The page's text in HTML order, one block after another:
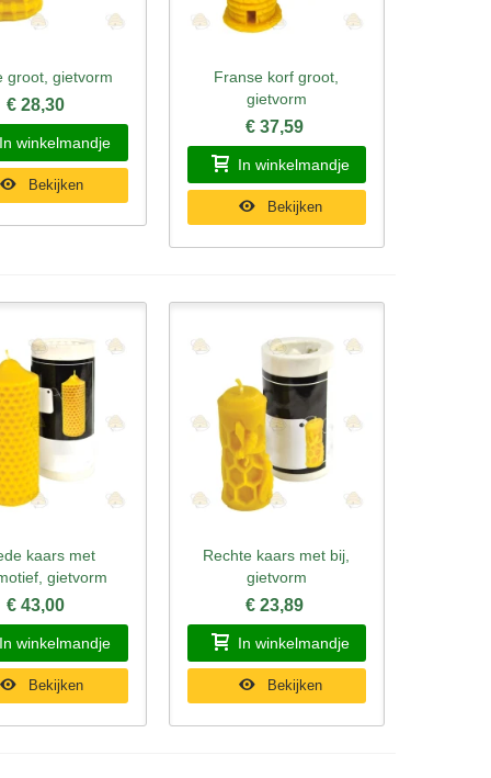
bekijken
groot, gietvorm
€ 28,30
In winkelmandje
Bekijken
Snel bekijken
Franse korf groot,
gietvorm
€ 37,59
In winkelmandje
Bekijken
bekijken
kaars met
gietvorm
€ 43,00
In winkelmandje
Bekijken
Snel bekijken
Rechte kaars met bij,
gietvorm
€ 23,89
In winkelmandje
Bekijken